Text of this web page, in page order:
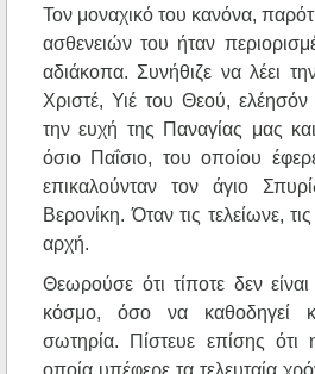
Τον μοναχικό του κανόνα,
ασθενειών του ήταν
αδιάκοπα. Συνήθιζε να λέει
Χριστέ, Υιέ του Θεού,
την ευχή της Παναγίας μας
όσιο Παΐσιο, του οποίου
επικαλούνταν τον άγιο
Βερονίκη. Όταν τις τελείωνε,
αρχή.
Θεωρούσε ότι τίποτε δεν
κόσμο, όσο να καθοδηγεί
σωτηρία. Πίστευε επίσης